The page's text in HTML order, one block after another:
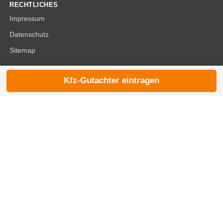
RECHTLICHES
Impressum
Datenschutz
Sitemap
© 2026 die-kfzgutachter.de |
Kfz-Gutachter eintragen